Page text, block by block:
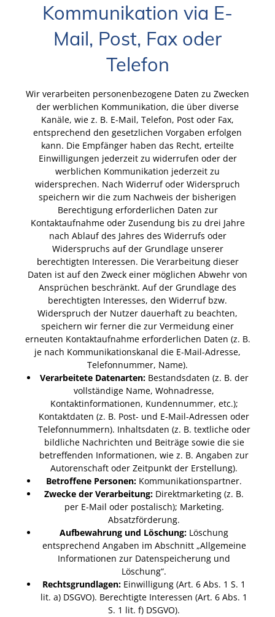
Kommunikation via E-
Mail, Post, Fax oder
Telefon
Wir verarbeiten personenbezogene Daten zu Zwecken
der werblichen Kommunikation, die über diverse
Kanäle, wie z. B. E-Mail, Telefon, Post oder Fax,
entsprechend den gesetzlichen Vorgaben erfolgen
kann. Die Empfänger haben das Recht, erteilte
Einwilligungen jederzeit zu widerrufen oder der
werblichen Kommunikation jederzeit zu
widersprechen. Nach Widerruf oder Widerspruch
speichern wir die zum Nachweis der bisherigen
Berechtigung erforderlichen Daten zur
Kontaktaufnahme oder Zusendung bis zu drei Jahre
nach Ablauf des Jahres des Widerrufs oder
Widerspruchs auf der Grundlage unserer
berechtigten Interessen. Die Verarbeitung dieser
Daten ist auf den Zweck einer möglichen Abwehr von
Ansprüchen beschränkt. Auf der Grundlage des
berechtigten Interesses, den Widerruf bzw.
Widerspruch der Nutzer dauerhaft zu beachten,
speichern wir ferner die zur Vermeidung einer
erneuten Kontaktaufnahme erforderlichen Daten (z. B.
je nach Kommunikationskanal die E-Mail-Adresse,
Telefonnummer, Name).
Verarbeitete Datenarten:Bestandsdaten (z. B. der
vollständige Name, Wohnadresse,
Kontaktinformationen, Kundennummer, etc.);
Kontaktdaten (z. B. Post- und E-Mail-Adressen oder
Telefonnummern). Inhaltsdaten (z. B. textliche oder
bildliche Nachrichten und Beiträge sowie die sie
betreffenden Informationen, wie z. B. Angaben zur
Autorenschaft oder Zeitpunkt der Erstellung).
Betroffene Personen: Kommunikationspartner.
Zwecke der Verarbeitung: Direktmarketing (z. B.
per E-Mail oder postalisch); Marketing.
Absatzförderung.
Aufbewahrung und Löschung: Löschung
entsprechend Angaben im Abschnitt „Allgemeine
Informationen zur Datenspeicherung und
Löschung“.
Rechtsgrundlagen: Einwilligung (Art. 6 Abs. 1 S. 1
lit. a) DSGVO). Berechtigte Interessen (Art. 6 Abs. 1
S. 1 lit. f) DSGVO).